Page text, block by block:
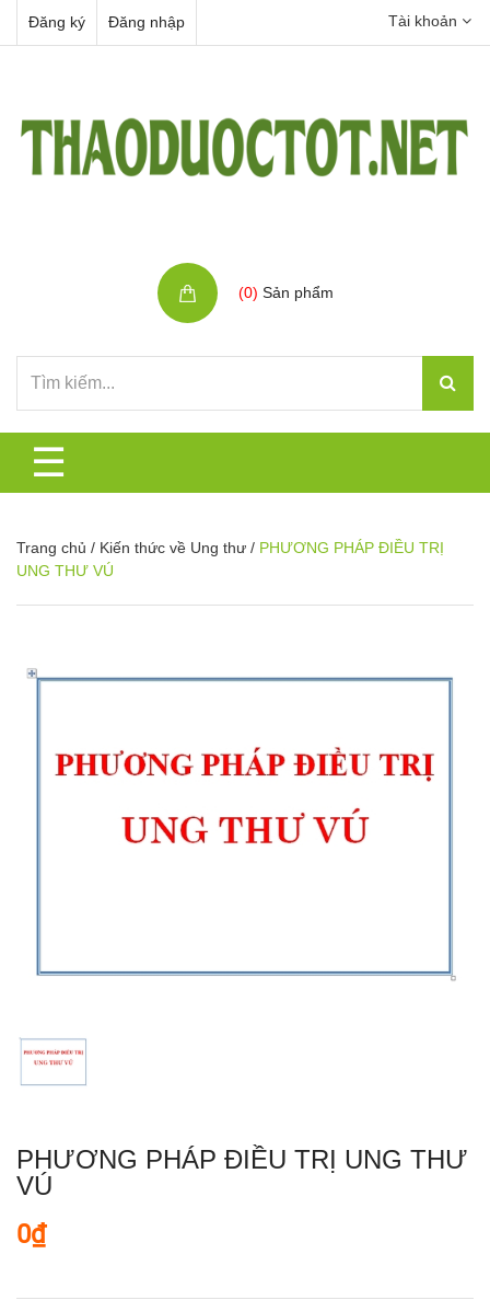
Đăng ký Đăng nhập Tài khoản
(0) Sản phẩm
☰
Trang chủ / Kiến thức về Ung thư / PHƯƠNG PHÁP ĐIỀU TRỊ
UNG THƯ VÚ
PHƯƠNG PHÁP ĐIỀU TRỊ UNG THƯ
VÚ
0₫